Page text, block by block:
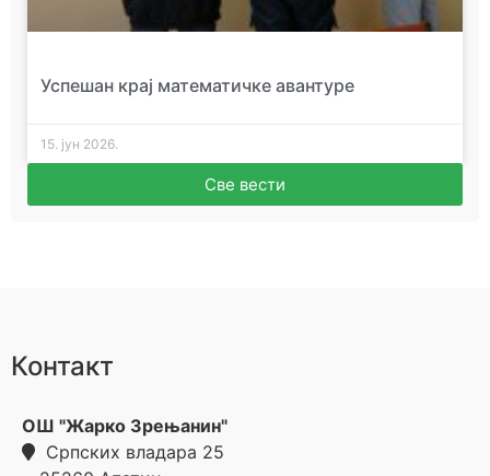
Успешан крај математичке авантуре
15. јун 2026.
Све вести
Контакт
ОШ "Жарко Зрењанин"
Српских владара 25